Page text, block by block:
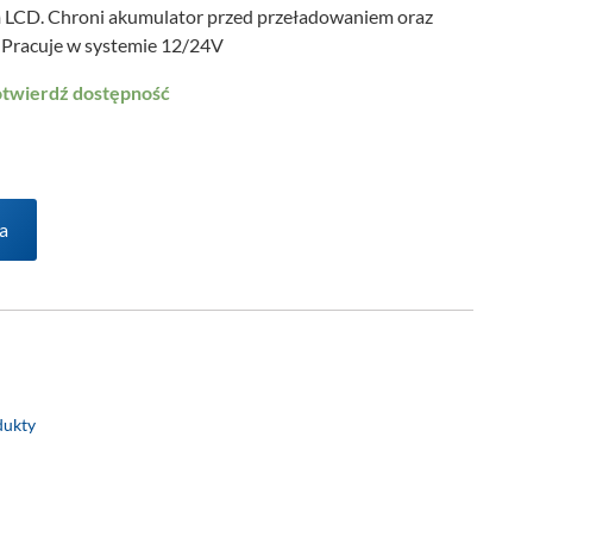
LCD. Chroni akumulator przed przeładowaniem oraz
w systemie 12/24V
dostępność